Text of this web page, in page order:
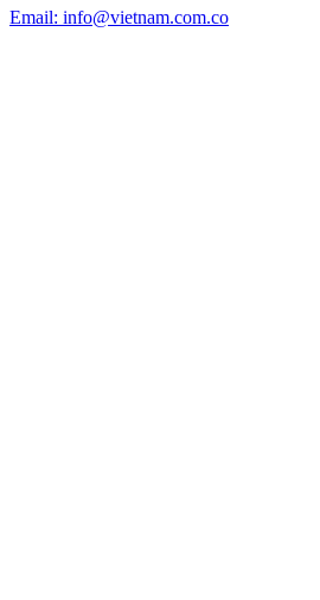
Email: info@vietnam.com.co